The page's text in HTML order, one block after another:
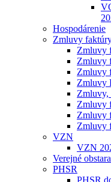
Hospodárenie
Zmluvy
Zmluvy
Zmluvy
Zmluvy
Zmluvy
Zmluvy,
Zmluvy
Zmluvy
Zmluvy
VZN
VZN
Verejné
PHSR
PHSR